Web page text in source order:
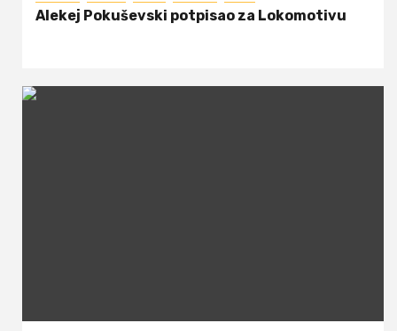
Alekej Pokuševski potpisao za Lokomotivu